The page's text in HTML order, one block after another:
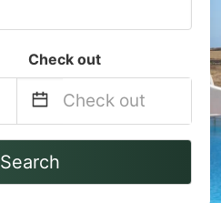
Check out
Navigate
to
Search